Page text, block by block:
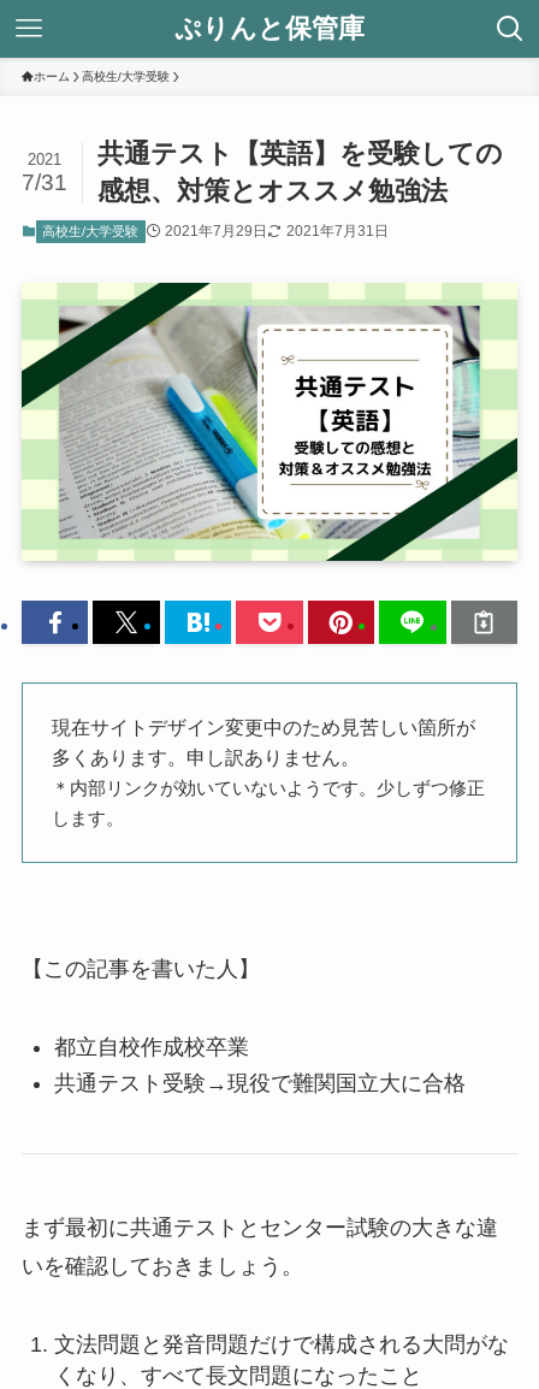
ぷりんと保管庫
ホーム 高校生/大学受験
共通テスト【英語】を受験しての
感想、対策とオススメ勉強法
2021
7/31
高校生/大学受験 2021年7月29日 2021年7月31日
現在サイトデザイン変更中のため見苦しい箇所が
多くあります。申し訳ありません。
＊内部リンクが効いていないようです。少しずつ修正
します。
【この記事を書いた人】
都立自校作成校卒業
共通テスト受験→現役で難関国立大に合格
まず最初に共通テストとセンター試験の大きな違
いを確認しておきましょう。
文法問題と発音問題だけで構成される大問がな
くなり、すべて長文問題になったこと